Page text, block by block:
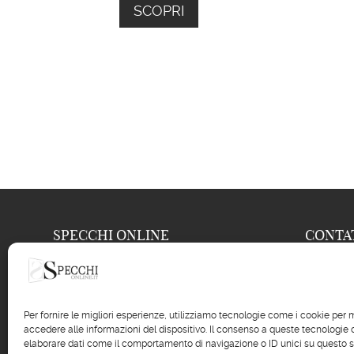
Per fornire le migliori esperienze, utilizziamo tecnologie come i cookie per
accedere alle informazioni del dispositivo. Il consenso a queste tecnologie
elaborare dati come il comportamento di navigazione o ID unici su questo
SCOPRI
SPECCHI ONLINE
Frison Renzo s.a.s.
35040 Casale di Scodosia (PD)
P.IVA: 04337840286
